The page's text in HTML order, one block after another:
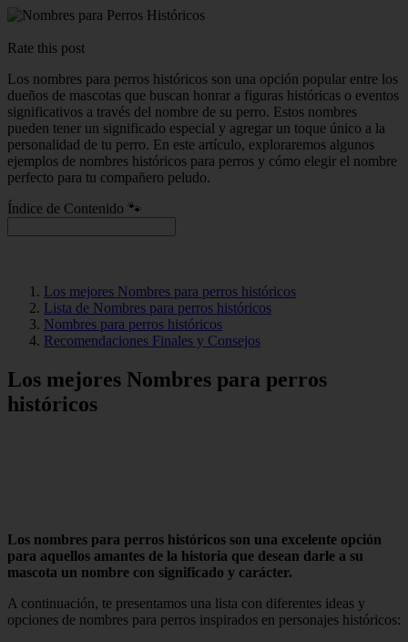
Rate this post
Los nombres para perros históricos son una opción popular entre los
dueños de mascotas que buscan honrar a figuras históricas o eventos
significativos a través del nombre de su perro. Estos nombres
pueden tener un significado especial y agregar un toque único a la
personalidad de tu perro. En este artículo, exploraremos algunos
ejemplos de nombres históricos para perros y cómo elegir el nombre
perfecto para tu compañero peludo.
Índice de Contenido 🐾
Los mejores Nombres para perros históricos
Lista de Nombres para perros históricos
Nombres para perros históricos
Recomendaciones Finales y Consejos
Los mejores Nombres para perros
históricos
Los nombres para perros históricos son una excelente opción
para aquellos amantes de la historia que desean darle a su
mascota un nombre con significado y carácter.
A continuación, te presentamos una lista con diferentes ideas y
opciones de nombres para perros inspirados en personajes históricos: